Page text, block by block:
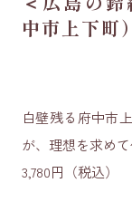
中市上下町）
白壁残る府中市
が、理想を求め
3,780円（税込）